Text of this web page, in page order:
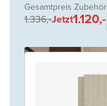
Gesamtpreis Zubehör
1.336,-Jetzt1.120,-